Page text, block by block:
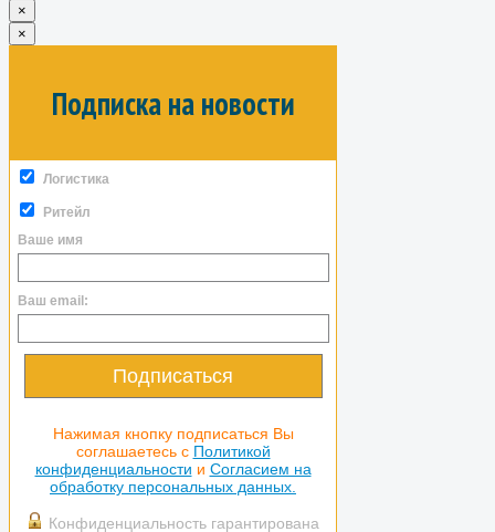
×
×
Подписка на новости
Логистика
Ритейл
Ваше имя
Ваш email:
Подписаться
Нажимая кнопку подписаться Вы
соглашаетесь с Политикой
конфиденциальности и Согласием на
обработку персональных данных.
Конфиденциальность гарантирована